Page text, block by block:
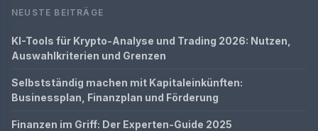
NEUSTE BEITRÄGE
KI-Tools für Krypto-Analyse und Trading 2026: Nutzen,
Auswahlkriterien und Grenzen
Selbstständig machen mit Kapitaleinkünften:
Businessplan, Finanzplan und Förderung
Finanzen im Griff: Der Experten-Guide 2025